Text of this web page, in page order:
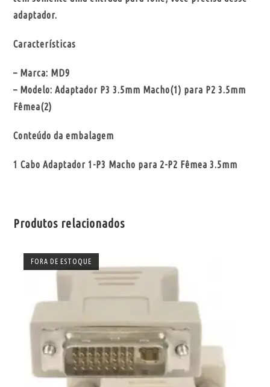
adaptador.
Características
– Marca: MD9
– Modelo: Adaptador P3 3.5mm Macho(1) para P2 3.5mm
Fêmea(2)
Conteúdo da embalagem
1 Cabo Adaptador 1-P3 Macho para 2-P2 Fêmea 3.5mm
Produtos relacionados
FORA DE ESTOQUE